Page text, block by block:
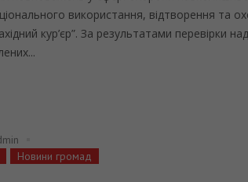
використання, відтворення та
кур’єр”. За результатами перевірки
Новини громад